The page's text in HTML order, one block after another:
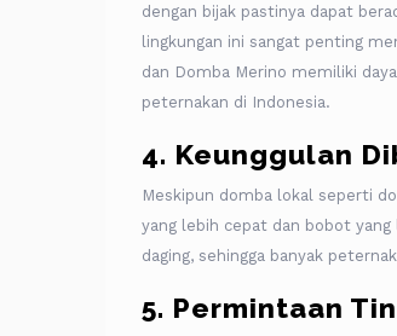
dengan bijak pastinya dapat
lingkungan ini sangat penting
dan Domba Merino memiliki
peternakan di Indonesia.
4. Keunggulan
Meskipun domba lokal seperti
yang lebih cepat dan bobot
daging, sehingga banyak
5. Permintaan